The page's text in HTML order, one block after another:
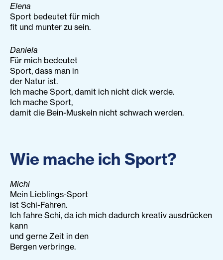
Elena
Sport bedeutet für mich
fit und munter zu sein.
Daniela
Für mich bedeutet
Sport, dass man in
der Natur ist.
Ich mache Sport, damit ich nicht dick werde.
Ich mache Sport,
damit die Bein-Muskeln nicht schwach werden.
Wie mache ich Sport?
Michi
Mein Lieblings-Sport
ist Schi-Fahren.
Ich fahre Schi, da ich mich dadurch kreativ ausdrücken
kann
und gerne Zeit in den
Bergen verbringe.